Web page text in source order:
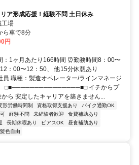
ア形成応援！経験不問 土日休み
場
ら車で8分
円
：1ヶ月あたり166時間 ⏰勤務時間8：00〜
：00〜12：50、 他15分休憩あり
員 職種：製造オペレーター/ラインマネージ
） □■───────────────■□ イチからプ
ら 安定したキャリアを築きません...
形労働時間制 資格取得支援あり
バイク通勤OK
経験不問 未経験者歓迎
食費補助あり
長期休暇あり ピアスOK
昼食補助あり
色自由